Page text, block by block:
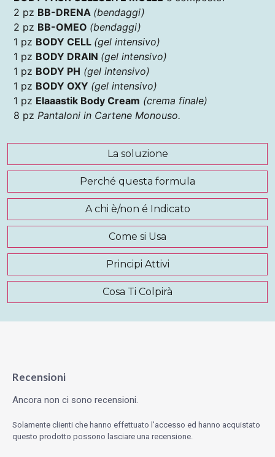
La soluzione
Perché questa formula
A chi è/non é Indicato
Come si Usa
Principi Attivi
Cosa Ti Colpirà
2 pz BB-DRENA (bendaggi)
2 pz BB-OMEO (bendaggi)
1 pz BODY CELL (gel intensivo)
1 pz BODY DRAIN (gel intensivo)
1 pz BODY PH (gel intensivo)
1 pz BODY OXY (gel intensivo)
1 pz Elaaastik Body Cream (crema finale)
8 pz Pantaloni in Cartene Monouso.
Recensioni
Ancora non ci sono recensioni.
Solamente clienti che hanno effettuato l'accesso ed hanno acquistato
questo prodotto possono lasciare una recensione.